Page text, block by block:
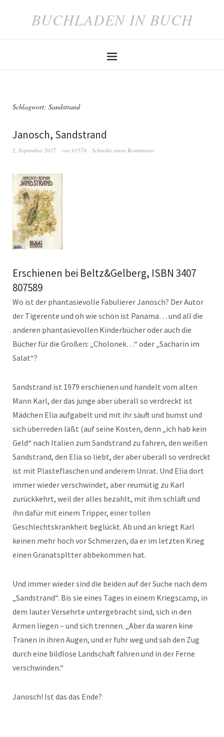
BUCHLADEN IN BUCH
Schlagwort: Sandstrand
Janosch, Sandstrand
2. September 2017 von 91578 Schreibe einen Kommentar
Erschienen bei Beltz&Gelberg, ISBN 3407
807589
Wo ist der phantasievolle Fabulierer Janosch? Der Autor
der Tigerente und oh wie schön ist Panama… und all die
anderen phantasievollen Kinderbücher oder auch die
Bücher für die Großen: „Cholonek…“ oder „Sacharin im
Salat“?
Sandstrand ist 1979 erschienen und handelt vom alten
Mann Karl, der das junge aber überall so verdreckt ist
Mädchen Elia aufgabelt und mit ihr säuft und bumst und
sich überreden läßt (auf seine Kosten, denn „ich hab kein
Geld“ nach Italien zum Sandstrand zu fahren, den weißen
Sandstrand, den Elia so liebt, der aber überall so verdreckt
ist mit Plasteflaschen und anderem Unrat. Und Elia dort
immer wieder verschwindet, aber reumütig zu Karl
zurückkehrt, weil der alles bezahlt, mit ihm schläft und
ihn dafür mit einem Tripper, einer tollen
Geschlechtskrankheit beglückt. Ab und an kriegt Karl
keinen mehr hoch vor Schmerzen, da er im letzten Krieg
einen Granatspltter abbekommen hat.
Und immer wieder sind die beiden auf der Suche nach dem
„Sandstrand“. Bis sie eines Tages in einem Kriegscamp, in
dem lauter Versehrte untergebracht sind, sich in den
Armen liegen – und sich trennen. „Aber da waren kine
Tränen in ihren Augen, und er fuhr weg und sah den Zug
durch eine bildlose Landschaft fahren und in der Ferne
verschwinden.“
Janosch! Ist das das Ende?